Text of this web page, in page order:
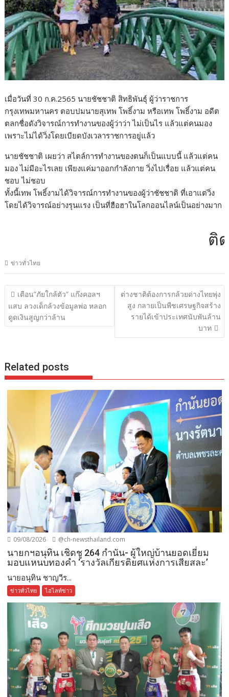
เมื่อวันที่ 30 ก.ค.2565 นายชัชชาติ สิทธิพันธุ์ ผู้ว่าราชการ
กรุงเทพมหานคร ตอบปมนายสุเทพ โพธิ์งาม หรือเทพ โพธิ์งาม อดีต
ตลกชื่อดังวิจารณ์การทำงานของผู้ว่าว่า ไม่เป็นไร แล้วแต่คนมอง
เพราะไม่ได้วิ่งโดยเบียดบังเวลาราชการอยู่แล้ว
นายชัชชาติ เผยว่า สไตล์การทำงานของตนก็เป็นแบบนี้ แล้วแต่คน
มอง ไม่มีอะไรเลย เพียงแค่มาออกกำลังกาย วิ่งไปเรื่อย แล้วแต่คน
ชอบ ไม่ชอบ
ทั้งนี้เทพ โพธิ์งามได้วิจารณ์การทำงานของผู้ว่าชัชชาติ ที่เอาแต่วิ่ง
โดยได้วิจารณ์อย่างรุนแรง เป็นที่ฮือฮาในโลกออนไลน์เป็นอย่างมาก
ติดต่
ข่าวทั่วไทย
แนะแนว
เรื่อง
เตือน”ภัยใกล้ตัว” แก๊งคอลฯ
แสบ ลวงเด็กล้วงข้อมูลพ่อ หลอก
ดูดเงินสูญกว่าล้าน
ต่างชาติต้องการกล้วยด่างไทยพุ่ง
สูง กลายเป็นพืชเศรษฐกิจสร้าง
รายได้เข้าประเทศนับพันล้าน
บาท
Related posts
09/08/2026 @ch-newsthailand.com
นายกฯอนุทิน เชิดชู 264 กำนัน- ผู้ใหญ่บ้านยอดเยี่ยม
มอบแหนบทองคำ ‘รางวัลเกียรติยศแห่งการเสียสละ’
นายอนุทิน ชาญวีร...
ข่าวทั่วไทย ไฮไลท์ข่าว